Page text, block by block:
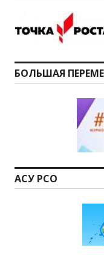
БОЛЬШАЯ
АСУ РСО